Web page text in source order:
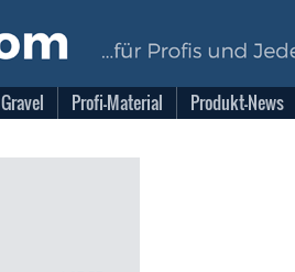
Gravel Profi-Material Produkt-News